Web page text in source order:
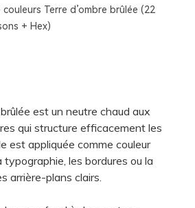
Terre d’ombre brûlée (22
+ Hex)
est un neutre chaud aux
qui structure efficacement les
est appliquée comme couleur
typographie, les bordures ou la
arrière-plans clairs.